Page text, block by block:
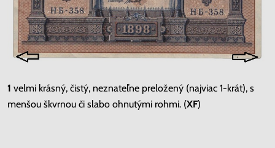
1 velmi krásný, čistý, neznateľne preložený (najviac 1-krát), s
menšou škvrnou či slabo ohnutými rohmi. (XF)